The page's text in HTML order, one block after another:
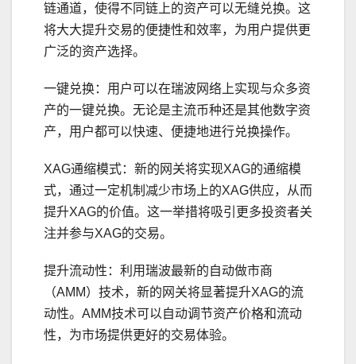
链通道，使得不同链上的资产可以无缝兑换。这
将大大提升交易的便捷性和效率，为用户提供更
广泛的资产选择。
一键兑换：用户可以在瑞波网络上实现与众多资
产的一键兑换。无论是主流币种还是其他数字资
产，用户都可以快速、便捷地进行兑换操作。
XAG通缩模式：新的网关将实现XAG的通缩模
式，通过一定机制减少市场上的XAG供应，从而
提升XAG的价值。这一举措将吸引更多投资者关
注并参与XAG的交易。
提升流动性：利用瑞波最新的自动做市商
（AMM）技术，新的网关将显著提升XAG的流
动性。AMM技术可以自动调节资产价格和流动
性，为市场提供更好的交易体验。